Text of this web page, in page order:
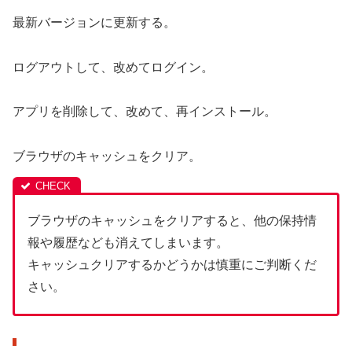
最新バージョンに更新する。
ログアウトして、改めてログイン。
アプリを削除して、改めて、再インストール。
ブラウザのキャッシュをクリア。
ブラウザのキャッシュをクリアすると、他の保持情
報や履歴なども消えてしまいます。
キャッシュクリアするかどうかは慎重にご判断くだ
さい。